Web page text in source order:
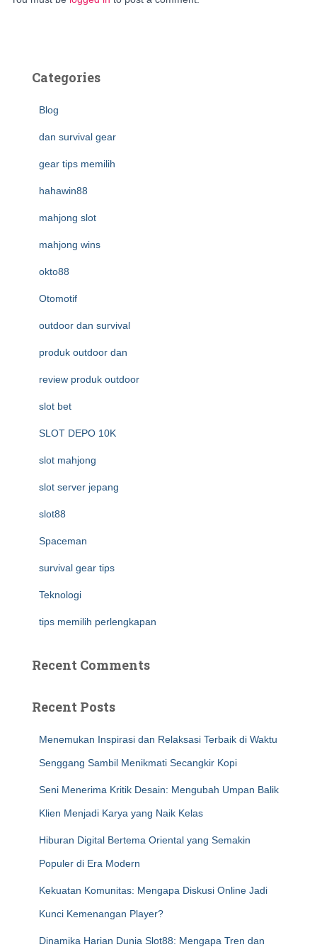
Categories
Blog
dan survival gear
gear tips memilih
hahawin88
mahjong slot
mahjong wins
okto88
Otomotif
outdoor dan survival
produk outdoor dan
review produk outdoor
slot bet
SLOT DEPO 10K
slot mahjong
slot server jepang
slot88
Spaceman
survival gear tips
Teknologi
tips memilih perlengkapan
Recent Comments
Recent Posts
Menemukan Inspirasi dan Relaksasi Terbaik di Waktu
Senggang Sambil Menikmati Secangkir Kopi
Seni Menerima Kritik Desain: Mengubah Umpan Balik
Klien Menjadi Karya yang Naik Kelas
Hiburan Digital Bertema Oriental yang Semakin
Populer di Era Modern
Kekuatan Komunitas: Mengapa Diskusi Online Jadi
Kunci Kemenangan Player?
Dinamika Harian Dunia Slot88: Mengapa Tren dan